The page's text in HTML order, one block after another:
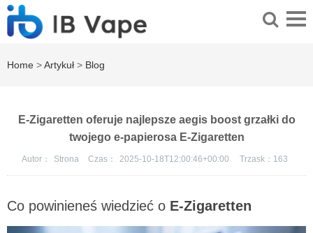
Home >Artykuł > Blog
E-Zigaretten oferuje najlepsze aegis boost grzałki do
twojego e-papierosa E-Zigaretten
Autor： Strona Czas： 2025-10-18T12:00:46+00:00 Trzask： 163
Co powinieneś wiedzieć o E-Zigaretten